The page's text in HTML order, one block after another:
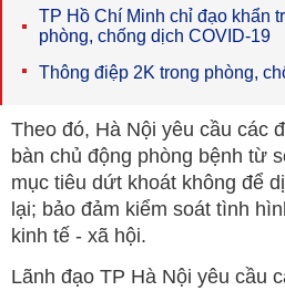
TP Hồ Chí Minh chỉ đạo khẩn
phòng, chống dịch COVID-19
Thông điệp 2K trong phòng,
Theo đó, Hà Nội yêu cầu các
bàn chủ động phòng bệnh từ
mục tiêu dứt khoát không để
lại; bảo đảm kiểm soát tình
kinh tế - xã hội.
Lãnh đạo TP Hà Nội yêu cầu